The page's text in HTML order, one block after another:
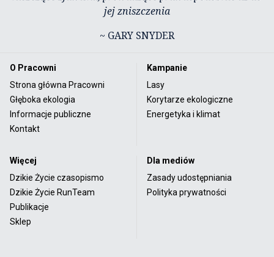
jej zniszczenia
~ GARY SNYDER
O Pracowni
Strona główna Pracowni
Głęboka ekologia
Informacje publiczne
Kontakt
Kampanie
Lasy
Korytarze ekologiczne
Energetyka i klimat
Więcej
Dzikie Życie czasopismo
Dzikie Życie RunTeam
Publikacje
Sklep
Dla mediów
Zasady udostępniania
Polityka prywatności